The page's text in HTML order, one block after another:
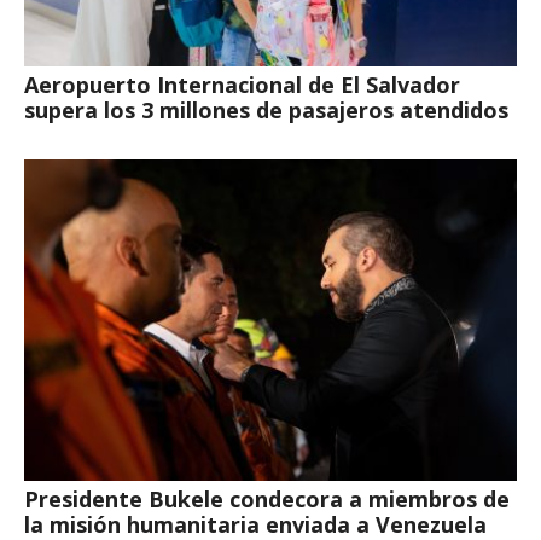
Aeropuerto Internacional de El Salvador
supera los 3 millones de pasajeros atendidos
Presidente Bukele condecora a miembros de
la misión humanitaria enviada a Venezuela